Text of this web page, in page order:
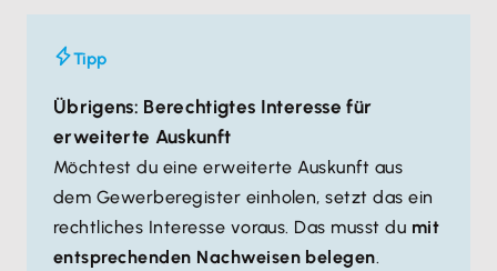
Tipp
Übrigens: Berechtigtes Interesse für
erweiterte Auskunft
Möchtest du eine erweiterte Auskunft aus
dem Gewerberegister einholen, setzt das ein
rechtliches Interesse voraus. Das musst du mit
entsprechenden Nachweisen belegen.